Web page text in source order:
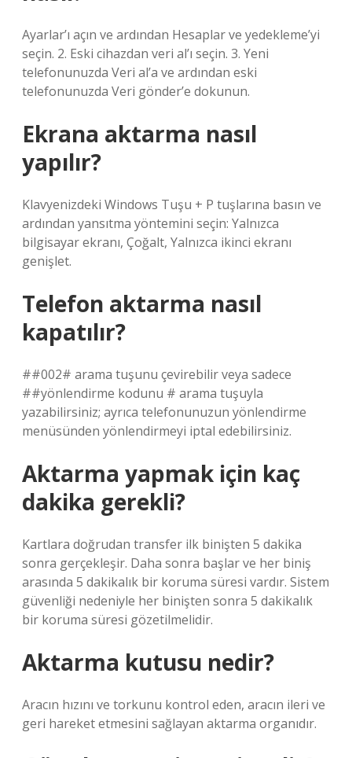
Ayarlar’ı açın ve ardından Hesaplar ve yedekleme’yi
seçin. 2. Eski cihazdan veri al’ı seçin. 3. Yeni
telefonunuzda Veri al’a ve ardından eski
telefonunuzda Veri gönder’e dokunun.
Ekrana aktarma nasıl
yapılır?
Klavyenizdeki Windows Tuşu + P tuşlarına basın ve
ardından yansıtma yöntemini seçin: Yalnızca
bilgisayar ekranı, Çoğalt, Yalnızca ikinci ekranı
genişlet.
Telefon aktarma nasıl
kapatılır?
##002# arama tuşunu çevirebilir veya sadece
##yönlendirme kodunu # arama tuşuyla
yazabilirsiniz; ayrıca telefonunuzun yönlendirme
menüsünden yönlendirmeyi iptal edebilirsiniz.
Aktarma yapmak için kaç
dakika gerekli?
Kartlara doğrudan transfer ilk binişten 5 dakika
sonra gerçekleşir. Daha sonra başlar ve her biniş
arasında 5 dakikalık bir koruma süresi vardır. Sistem
güvenliği nedeniyle her binişten sonra 5 dakikalık
bir koruma süresi gözetilmelidir.
Aktarma kutusu nedir?
Aracın hızını ve torkunu kontrol eden, aracın ileri ve
geri hareket etmesini sağlayan aktarma organıdır.